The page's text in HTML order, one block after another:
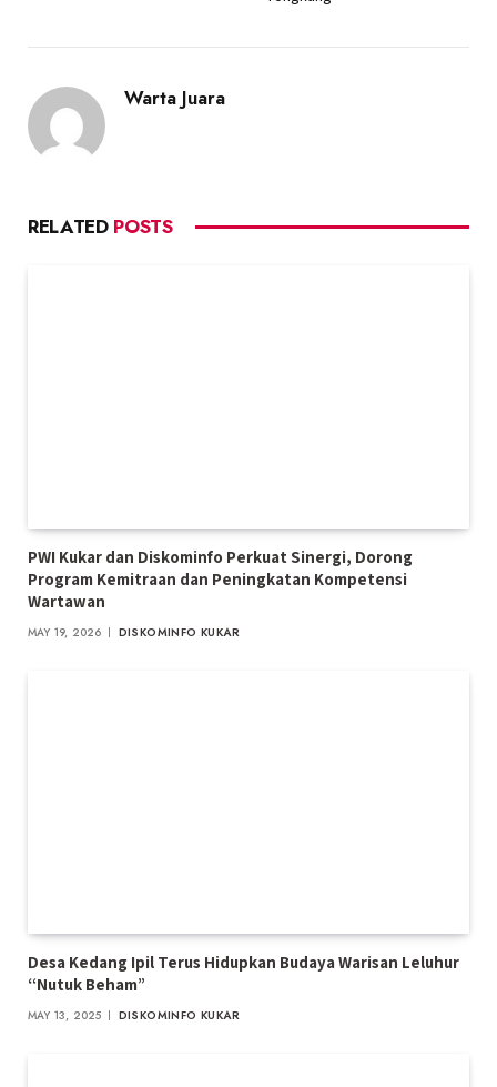
Warta Juara
RELATED POSTS
PWI Kukar dan Diskominfo Perkuat Sinergi, Dorong
Program Kemitraan dan Peningkatan Kompetensi
Wartawan
MAY 19, 2026 DISKOMINFO KUKAR
Desa Kedang Ipil Terus Hidupkan Budaya Warisan Leluhur
“Nutuk Beham”
MAY 13, 2025 DISKOMINFO KUKAR